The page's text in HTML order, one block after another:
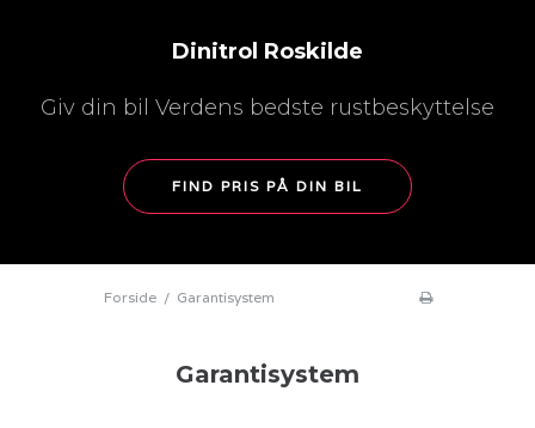
AR BILUDLEJNING
Dinitrol Roskilde
Giv din bil Verdens bedste rustbeskyttelse
FIND PRIS PÅ DIN BIL
Forside / Garantisystem
Garantisystem